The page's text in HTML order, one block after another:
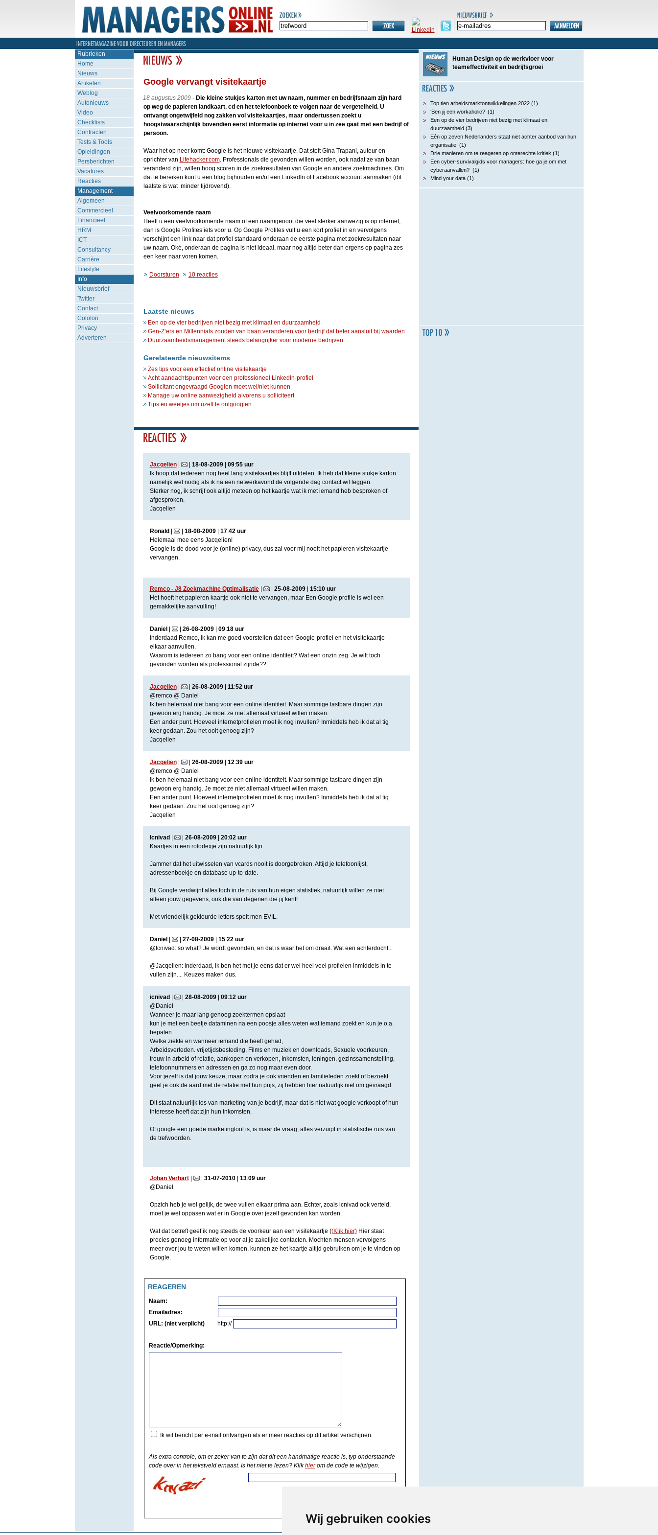
Wij gebruiken cookies
Rubrieken
Home
Nieuws
Artikelen
Weblog
Autonieuws
Video
Checklists
Contracten
Tests & Tools
Opleidingen
Persberichten
Vacatures
Reacties
Management
Algemeen
Commercieel
Financieel
HRM
ICT
Consultancy
Carrière
Lifestyle
Info
Nieuwsbrief
Twitter
Contact
Colofon
Privacy
Adverteren
Google vervangt visitekaartje
18 augustus 2009- Die kleine stukjes karton met uw naam, nummer en bedrijfsnaam zijn hard
op weg de papieren landkaart, cd en het telefoonboek te volgen naar de vergetelheid. U
ontvangt ongetwijfeld nog zakken vol visitekaartjes, maar ondertussen zoekt u
hoogstwaarschijnlijk bovendien eerst informatie op internet voor u in zee gaat met een bedrijf of
persoon.
Waar het op neer komt: Google is het nieuwe visitekaartje. Dat stelt Gina Trapani, auteur en
oprichter van Lifehacker.com. Professionals die gevonden willen worden, ook nadat ze van baan
veranderd zijn, willen hoog scoren in de zoekresultaten van Google en andere zoekmachines. Om
dat te bereiken kunt u een blog bijhouden en/of een LinkedIn of Facebook account aanmaken (dit
laatste is wat minder tijdrovend).
Veelvoorkomende naam
Heeft u een veelvoorkomende naam of een naamgenoot die veel sterker aanwezig is op internet,
dan is Google Profiles iets voor u. Op Google Profiles vult u een kort profiel in en vervolgens
verschijnt een link naar dat profiel standaard onderaan de eerste pagina met zoekresultaten naar
uw naam. Oké, onderaan de pagina is niet ideaal, maar nog altijd beter dan ergens op pagina zes
een keer naar voren komen.
Doorsturen 10 reacties
Laatste nieuws
Een op de vier bedrijven niet bezig met klimaat en duurzaamheid
Gen-Z’ers en Millennials zouden van baan veranderen voor bedrijf dat beter aansluit bij waarden
Duurzaamheidsmanagement steeds belangrijker voor moderne bedrijven
Gerelateerde nieuwsitems
Zes tips voor een effectief online visitekaartje
Acht aandachtspunten voor een professioneel LinkedIn-profiel
Sollicitant ongevraagd Googlen moet wel/niet kunnen
Manage uw online aanwezigheid alvorens u solliciteert
Tips en weetjes om uzelf te ontgooglen
Jacqelien| | 18-08-2009| 09:55 uur
Ik hoop dat iedereen nog heel lang visitekaartjes blijft uitdelen. Ik heb dat kleine stukje karton
namelijk wel nodig als ik na een netwerkavond de volgende dag contact wil leggen.
Sterker nog, ik schrijf ook altijd meteen op het kaartje wat ik met iemand heb besproken of
afgesproken.
Jacqelien
Ronald | 18-08-2009| 17:42 uur
Helemaal mee eens Jacqelien!
Google is de dood voor je (online) privacy, dus zal voor mij nooit het papieren visitekaartje
vervangen.
Remco - J8 Zoekmachine Optimalisatie| | 25-08-2009| 15:10 uur
Het hoeft het papieren kaartje ook niet te vervangen, maar Een Google profile is wel een
gemakkelijke aanvulling!
Daniel | 26-08-2009| 09:18 uur
Inderdaad Remco, ik kan me goed voorstellen dat een Google-profiel en het visitekaartje
elkaar aanvullen.
Waarom is iedereen zo bang voor een online identiteit? Wat een onzin zeg. Je wilt toch
gevonden worden als professional zijnde??
Jacqelien| | 26-08-2009| 11:52 uur
@remco @ Daniel
Ik ben helemaal niet bang voor een online identiteit. Maar sommige tastbare dingen zijn
gewoon erg handig. Je moet ze niet allemaal virtueel willen maken.
Een ander punt. Hoeveel internetprofielen moet ik nog invullen? Inmiddels heb ik dat al tig
keer gedaan. Zou het ooit genoeg zijn?
Jacqelien
Jacqelien| | 26-08-2009| 12:39 uur
@remco @ Daniel
Ik ben helemaal niet bang voor een online identiteit. Maar sommige tastbare dingen zijn
gewoon erg handig. Je moet ze niet allemaal virtueel willen maken.
Een ander punt. Hoeveel internetprofielen moet ik nog invullen? Inmiddels heb ik dat al tig
keer gedaan. Zou het ooit genoeg zijn?
Jacqelien
Icnivad | 26-08-2009| 20:02 uur
Kaartjes in een rolodexje zijn natuurlijk fijn.
Jammer dat het uitwisselen van vcards nooit is doorgebroken. Altijd je telefoonlijst,
adressenboekje en database up-to-date.
Bij Google verdwijnt alles toch in de ruis van hun eigen statistiek, natuurlijk willen ze niet
alleen jouw gegevens, ook die van degenen die jij kent!
Met vriendelijk gekleurde letters spelt men EVIL.
Daniel | 27-08-2009| 15:22 uur
@Icnivad: so what? Je wordt gevonden, en dat is waar het om draait. Wat een achterdocht...
@Jacqelien: inderdaad, ik ben het met je eens dat er wel heel veel profielen inmiddels in te
vullen zijn.... Keuzes maken dus.
icnivad | 28-08-2009| 09:12 uur
@Daniel
Wanneer je maar lang genoeg zoektermen opslaat
kun je met een beetje dataminen na een poosje alles weten wat iemand zoekt en kun je o.a.
bepalen.
Welke ziekte en wanneer iemand die heeft gehad,
Arbeidsverleden. vrijetijdsbesteding, Films en muziek en downloads, Sexuele voorkeuren,
trouw in arbeid of relatie, aankopen en verkopen, Inkomsten, leningen, gezinssamenstelling,
telefoonnummers en adressen en ga zo nog maar even door.
Voor jezelf is dat jouw keuze, maar zodra je ook vrienden en familieleden zoekt of bezoekt
geef je ook de aard met de relatie met hun prijs, zij hebben hier natuurlijk niet om gevraagd.
Dit staat natuurlijk los van marketing van je bedrijf, maar dat is niet wat google verkoopt of hun
interesse heeft dat zijn hun inkomsten.
Of google een goede marketingtool is, is maar de vraag, alles verzuipt in statistische ruis van
de trefwoorden.
Johan Verhart| | 31-07-2010| 13:09 uur
@Daniel
Opzich heb je wel gelijk, de twee vullen elkaar prima aan. Echter, zoals icnivad ook verteld,
moet je wel oppasen wat er in Google over jezelf gevonden kan worden.
Wat dat betreft geef ik nog steeds de voorkeur aan een visitekaartje ((Klik hier)Hier staat
precies genoeg informatie op voor al je zakelijke contacten. Mochten mensen vervolgens
meer over jou te weten willen komen, kunnen ze het kaartje altijd gebruiken om je te vinden op
Google.
REAGEREN
Naam:
Emailadres:
URL: (niet verplicht)
http://
Reactie/Opmerking:
Ik wil bericht per e-mail ontvangen als er meer reacties op dit artikel verschijnen.
Als extra controle, om er zeker van te zijn dat dit een handmatige reactie is, typ onderstaande
code over in het tekstveld ernaast. Is het niet te lezen? Klikhierom de code te wijzigen.
Human Design op de werkvloer voor
teameffectiviteit en bedrijfsgroei
Top tien arbeidsmarktontwikkelingen 2022 (1)
‘Ben jij een workaholic?’ (1)
Een op de vier bedrijven niet bezig met klimaat en
duurzaamheid (3)
Eén op zeven Nederlanders staat niet achter aanbod van hun
organisatie (1)
Drie manieren om te reageren op onterechte kritiek (1)
Een cyber-survivalgids voor managers: hoe ga je om met
cyberaanvallen? (1)
Mind your data (1)